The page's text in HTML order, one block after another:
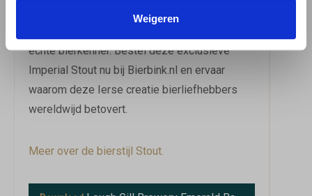
Weigeren
alcoholsterkte maakt dit bier perfect voor
echte bierkenner. Bestel deze exclusieve
Imperial Stout nu bij Bierbink.nl en ervaar
waarom deze Ierse creatie bierliefhebbers
wereldwijd betovert.
Meer over de bierstijl Stout.